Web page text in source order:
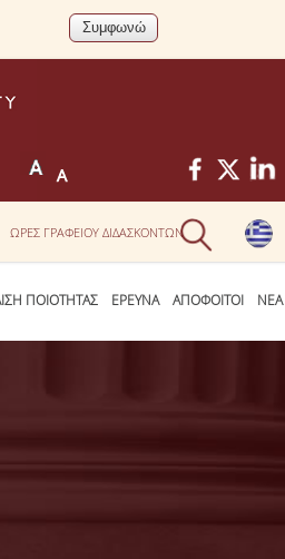
ΩΡΕΣ ΓΡΑΦΕΙΟΥ ΔΙΔΑΣΚΟΝΤΩΝ
ΠΟΙΟΤΗΤΑΣ ΕΡΕΥΝΑ ΑΠΟΦΟΙΤΟΙ ΝΕΑ